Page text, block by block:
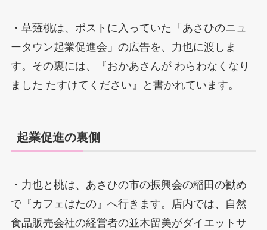
・草薙桃は、ポストに入っていた「あさひのニュ
ータウン起業促進会」の広告を、力也に渡しま
す。その裏には、『おかあさんが わらわなくなり
ました たすけてください』と書かれています。
起業促進の裏側
・力也と桃は、あさひの市の振興会の稲田の勧め
で『カフェはたの』へ行きます。店内では、自然
食品販売会社の経営者の並木留美がダイエットサ